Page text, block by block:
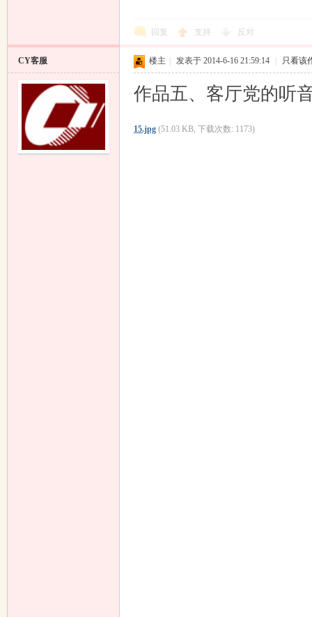
回复 支持 反对
CY客服 楼主 发表于 2014-6-16 21:59:14 只看该
作品五、客厅党的听
15.jpg (51.03 KB, 下载次数: 1173)